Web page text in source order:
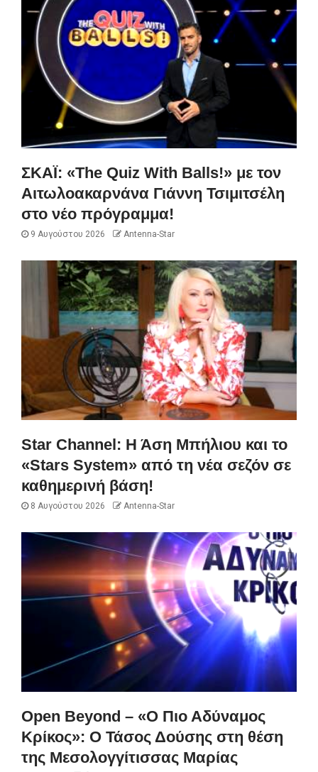
ΣΚΑΪ: «The Quiz With Balls!» με τον
Αιτωλοακαρνάνα Γιάννη Τσιμιτσέλη
στο νέο πρόγραμμα!
9 Αυγούστου 2026 Antenna-Star
Star Channel: Η Άση Μπήλιου και το
«Stars System» από τη νέα σεζόν σε
καθημερινή βάση!
8 Αυγούστου 2026 Antenna-Star
Open Beyond – «Ο Πιο Αδύναμος
Κρίκος»: Ο Τάσος Δούσης στη θέση
της Μεσολογγίτισσας Μαρίας